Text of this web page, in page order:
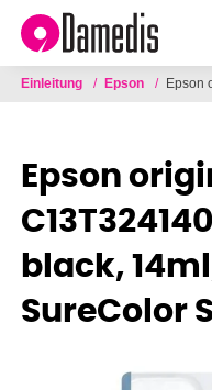
Einleitung / Epson /
Epson
black,
SureColor